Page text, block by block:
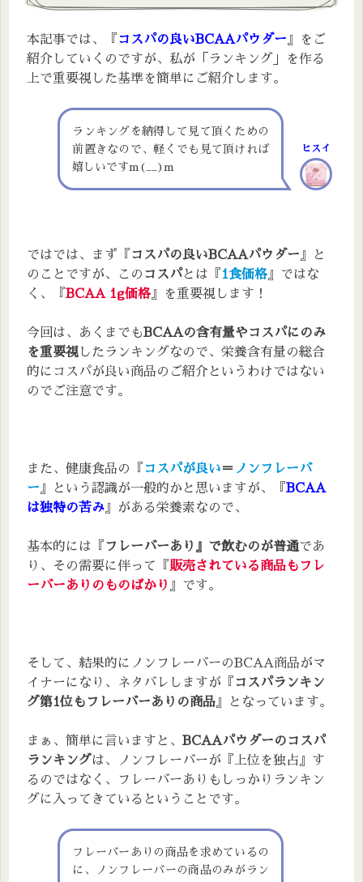
本記事では、『 コスパの良いBCAAパウダー 』をご
紹介していくのですが、私が「ランキング」を作る
上で重要視した基準を簡単にご紹介します。
ランキングを納得して見て頂くための
前置きなので、軽くでも見て頂ければ
嬉しいですm(__)m
ヒスイ
ではでは、まず『 コスパの良いBCAAパウダー 』と
のことですが、この コスパとは『 1食価格 』ではな
く、『 BCAA 1g価格 』を重要視します！
今回は、あくまでもBCAAの含有量やコスパにのみ
を重要視 したランキングなので、栄養含有量の総合
的にコスパが良い商品のご紹介というわけではない
のでご注意です。
また、健康食品の『 コスパが良い＝ ノンフレーバ
ー 』という認識が一般的かと思いますが、『 BCAA
は独特の苦み 』がある栄養素なので、
基本的には『 フレーバーあり』で飲むのが普通であ
り、その需要に伴って『 販売されている商品もフレ
ーバーありのものばかり 』です。
そして、結果的にノンフレーバーのBCAA商品がマ
イナーになり、ネタバレしますが『 コスパランキン
グ第1位もフレーバーありの商品 』となっています。
まぁ、簡単に言いますと、 BCAAパウダーのコスパ
ランキング は、ノンフレーバーが『上位を独占』す
るのではなく、フレーバーありもしっかりランキン
グに入ってきているということです。
フレーバーありの商品を求めているの
に、ノンフレーバーの商品のみがラン